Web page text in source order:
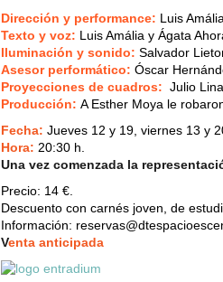
Dirección y performance: Luis Amália
Texto y voz: Luis Amália y Ágata
Iluminación y sonido: Salvador
Asesor performático: Óscar
Proyecciones de cuadros: Julio
Producción: A Esther Moya le
Fecha: Jueves 12 y 19, viernes 13 y
Hora: 20:30 h.
Una vez comenzada la
Precio: 14 €.
Descuento con carnés joven, de
Información:
Venta anticipada